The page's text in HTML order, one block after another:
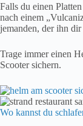
Falls du einen
nach einem
jemanden, der ihn
Trage immer einen
Scooter sichern.
Wo kannst du